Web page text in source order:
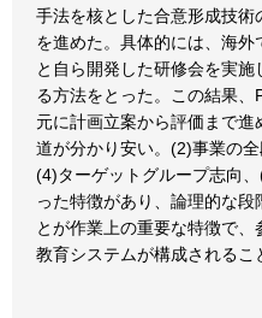
手法を核とした合意形成技
を進めた。具体的には、海
と自ら開発した研修会を実
る方法をとった。この結果
元に計画立案から評価まで
道が分かり安い。(2)事業の
(4)ターゲットグループ志向
った特徴があり、論理的な段
とが作業上の重要な特徴で
教育システムが構成されるこ